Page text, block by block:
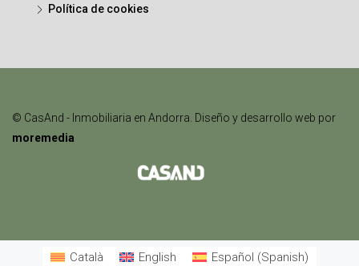
Política de cookies
© CasAnd - Inmobiliaria en Andorra. Diseño y desarrollo web por
moremedia
Català English Español (Spanish)